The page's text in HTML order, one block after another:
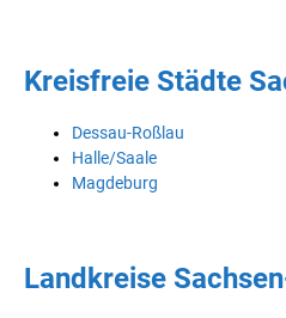
Kreisfreie Städte
Dessau-Roßlau
Halle/Saale
Magdeburg
Landkreise